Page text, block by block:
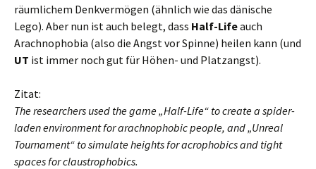
räumlichem Denkvermögen (ähnlich wie das dänische
Lego). Aber nun ist auch belegt, dass Half-Lifeauch
Arachnophobia (also die Angst vor Spinne) heilen kann (und
UT ist immer noch gut für Höhen- und Platzangst).
Zitat:
The researchers used the game „Half-Life“ to create a spider-
laden environment for arachnophobic people, and „Unreal
Tournament“ to simulate heights for acrophobics and tight
spaces for claustrophobics.